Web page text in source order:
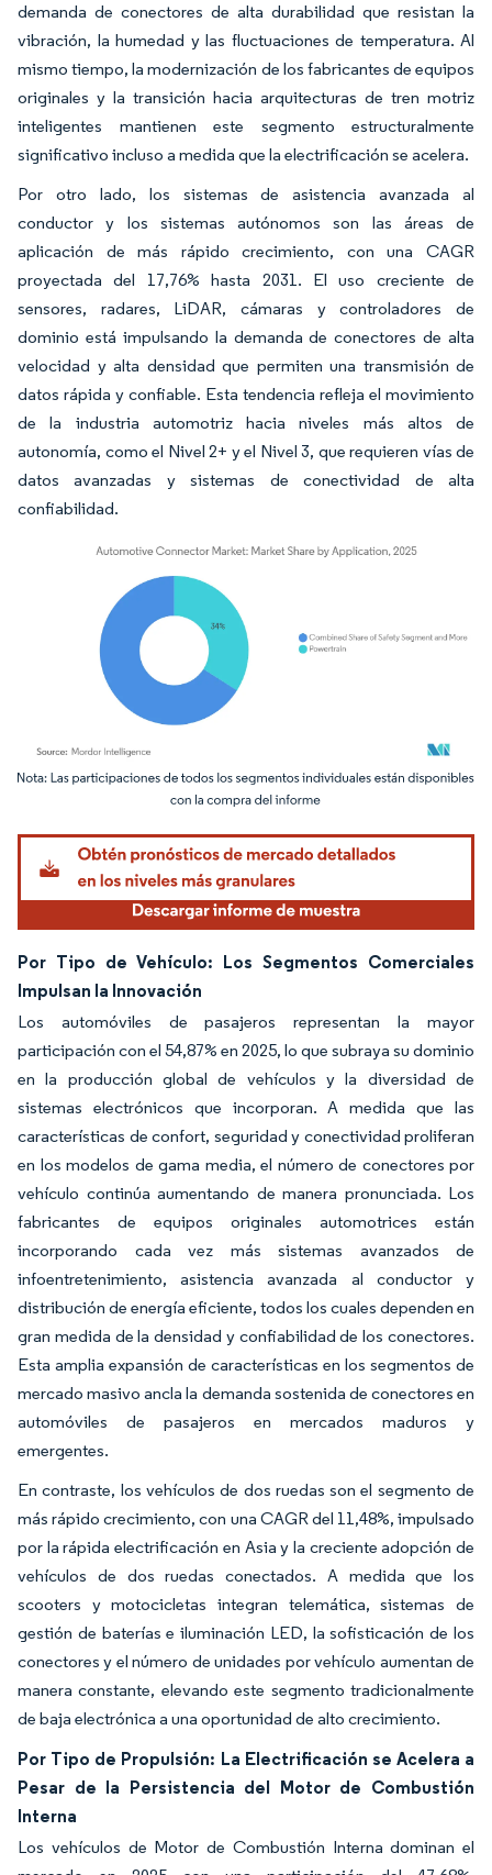
demanda de conectores de alta durabilidad que resistan la
vibración, la humedad y las fluctuaciones de temperatura. Al
mismo tiempo, la modernización de los fabricantes de equipos
originales y la transición hacia arquitecturas de tren motriz
inteligentes mantienen este segmento estructuralmente
significativo incluso a medida que la electrificación se acelera.
Por otro lado, los sistemas de asistencia avanzada al
conductor y los sistemas autónomos son las áreas de
aplicación de más rápido crecimiento, con una CAGR
proyectada del 17,76% hasta 2031. El uso creciente de
sensores, radares, LiDAR, cámaras y controladores de
dominio está impulsando la demanda de conectores de alta
velocidad y alta densidad que permiten una transmisión de
datos rápida y confiable. Esta tendencia refleja el movimiento
de la industria automotriz hacia niveles más altos de
autonomía, como el Nivel 2+ y el Nivel 3, que requieren vías de
datos avanzadas y sistemas de conectividad de alta
confiabilidad.
Imagen © Mordor Intelligence. El uso requiere atribución según CC BY 4.0.
Por Tipo de Vehículo: Los Segmentos Comerciales
Impulsan la Innovación
Los automóviles de pasajeros representan la mayor
participación con el 54,87% en 2025, lo que subraya su dominio
en la producción global de vehículos y la diversidad de
sistemas electrónicos que incorporan. A medida que las
características de confort, seguridad y conectividad proliferan
en los modelos de gama media, el número de conectores por
vehículo continúa aumentando de manera pronunciada. Los
fabricantes de equipos originales automotrices están
incorporando cada vez más sistemas avanzados de
infoentretenimiento, asistencia avanzada al conductor y
distribución de energía eficiente, todos los cuales dependen en
gran medida de la densidad y confiabilidad de los conectores.
Esta amplia expansión de características en los segmentos de
mercado masivo ancla la demanda sostenida de conectores en
automóviles de pasajeros en mercados maduros y
emergentes.
En contraste, los vehículos de dos ruedas son el segmento de
más rápido crecimiento, con una CAGR del 11,48%, impulsado
por la rápida electrificación en Asia y la creciente adopción de
vehículos de dos ruedas conectados. A medida que los
scooters y motocicletas integran telemática, sistemas de
gestión de baterías e iluminación LED, la sofisticación de los
conectores y el número de unidades por vehículo aumentan de
manera constante, elevando este segmento tradicionalmente
de baja electrónica a una oportunidad de alto crecimiento.
Por Tipo de Propulsión: La Electrificación se Acelera a
Pesar de la Persistencia del Motor de Combustión
Interna
Los vehículos de Motor de Combustión Interna dominan el